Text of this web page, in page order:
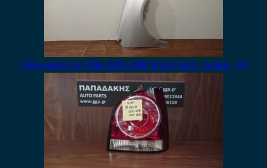
Volkswagen (vw) Polo 2005-2009 Φτερό Δεξί – Ασημί – ΙΠ